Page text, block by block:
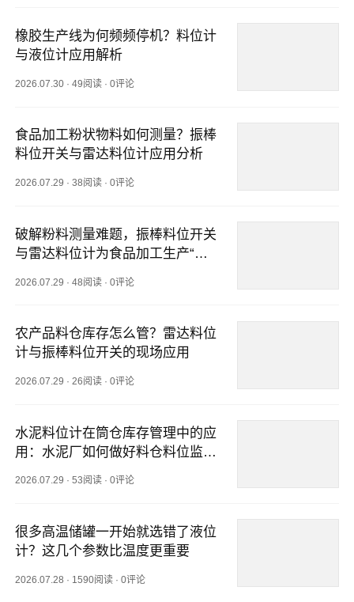
橡胶生产线为何频频停机？料位计
与液位计应用解析
2026.07.30 ·49阅读 ·0评论
食品加工粉状物料如何测量？振棒
料位开关与雷达料位计应用分析
2026.07.29 ·38阅读 ·0评论
破解粉料测量难题，振棒料位开关
与雷达料位计为食品加工生产“把
2026.07.29 ·48阅读 ·0评论
农产品料仓库存怎么管？雷达料位
计与振棒料位开关的现场应用
2026.07.29 ·26阅读 ·0评论
水泥料位计在筒仓库存管理中的应
用：水泥厂如何做好料仓料位监
2026.07.29 ·53阅读 ·0评论
很多高温储罐一开始就选错了液位
计？这几个参数比温度更重要
2026.07.28 · 1590阅读 ·0评论